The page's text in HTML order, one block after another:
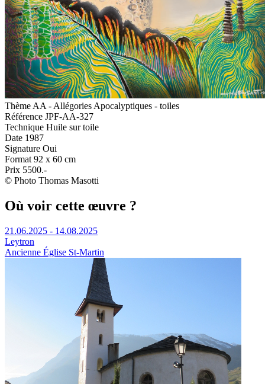
ThèmeAA - Allégories Apocalyptiques - toiles
Référence JPF-AA-327
Technique Huile sur toile
Date 1987
Signature Oui
Format 92 x 60 cm
Prix 5500.-
© Photo Thomas Masotti
Où voir cette œuvre ?
21.06.2025 - 14.08.2025
Leytron
Ancienne Église St-Martin